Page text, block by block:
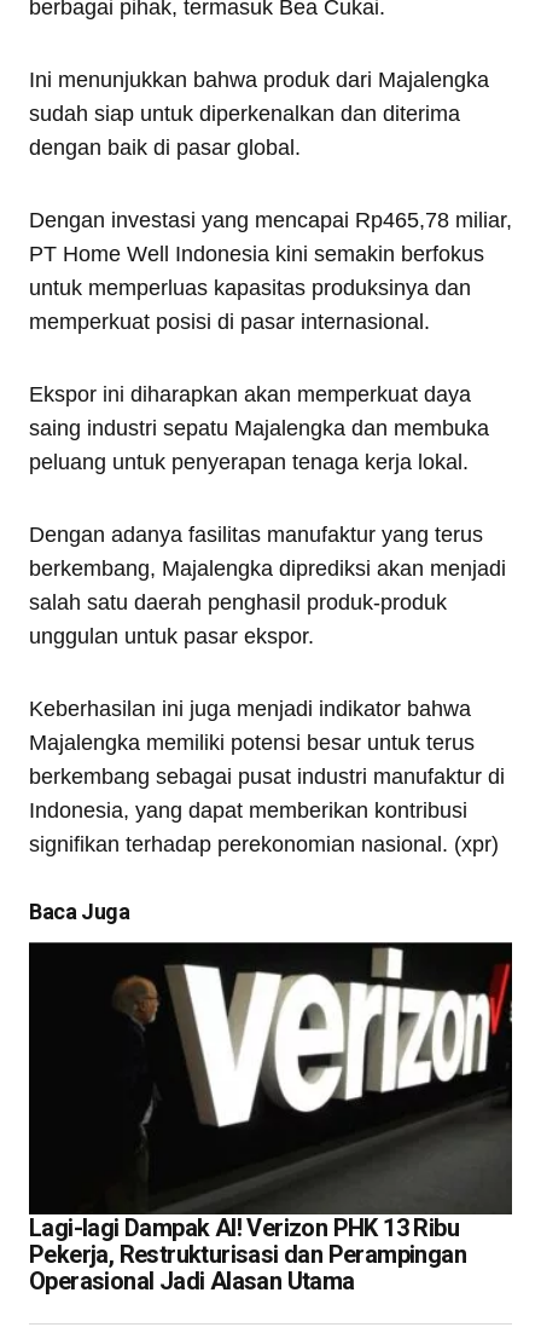
berbagai pihak, termasuk Bea Cukai.
Ini menunjukkan bahwa produk dari Majalengka
sudah siap untuk diperkenalkan dan diterima
dengan baik di pasar global.
Dengan investasi yang mencapai Rp465,78 miliar,
PT Home Well Indonesia kini semakin berfokus
untuk memperluas kapasitas produksinya dan
memperkuat posisi di pasar internasional.
Ekspor ini diharapkan akan memperkuat daya
saing industri sepatu Majalengka dan membuka
peluang untuk penyerapan tenaga kerja lokal.
Dengan adanya fasilitas manufaktur yang terus
berkembang, Majalengka diprediksi akan menjadi
salah satu daerah penghasil produk-produk
unggulan untuk pasar ekspor.
Keberhasilan ini juga menjadi indikator bahwa
Majalengka memiliki potensi besar untuk terus
berkembang sebagai pusat industri manufaktur di
Indonesia, yang dapat memberikan kontribusi
signifikan terhadap perekonomian nasional. (xpr)
Baca Juga
Lagi-lagi Dampak AI! Verizon PHK 13 Ribu
Pekerja, Restrukturisasi dan Perampingan
Operasional Jadi Alasan Utama